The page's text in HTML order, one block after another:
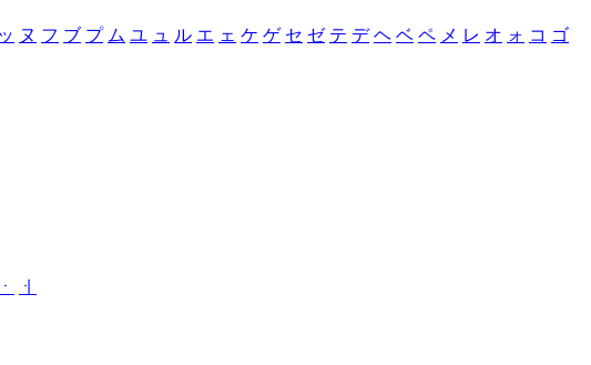
ッ ヌ フ ブ プ ム ユ ュ ル エ ェ ケ ゲ セ ゼ テ デ ヘ ベ ペ メ レ オ ォ コ ゴ
ㆍ
ㆎ